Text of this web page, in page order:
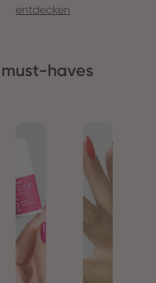
entdecken
haves